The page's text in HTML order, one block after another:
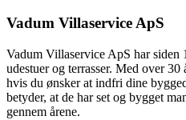
Vadum Villaservice ApS
Vadum Villaservice ApS har siden
udestuer og terrasser. Med over
hvis du ønsker at indfri dine
betyder, at de har set og bygget
gennem årene.